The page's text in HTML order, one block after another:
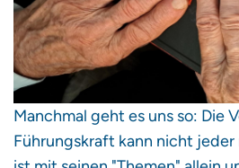
Manchmal geht es uns so: Die
Führungskraft kann nicht jeder